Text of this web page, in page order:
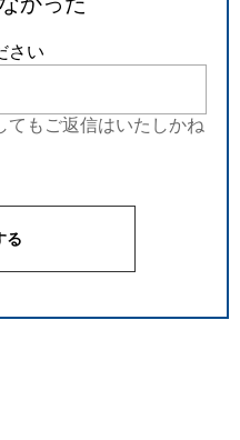
さい
てもご返信はいたしかね